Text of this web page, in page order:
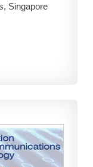
Singapore